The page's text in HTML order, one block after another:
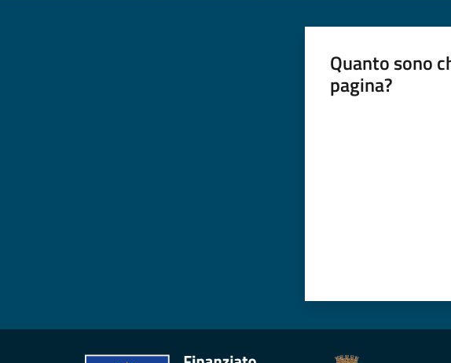
Quanto sono
pagina?